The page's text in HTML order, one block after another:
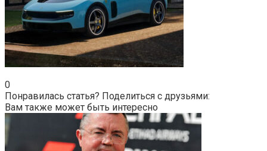
0
Понравилась статья? Поделиться с друзьями:
Вам также может быть интересно